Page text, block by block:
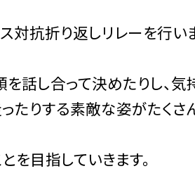
対抗折り返しリレーを行い
話し合って決めたりし、気
たりする素敵な姿がたくさ
を目指していきます。